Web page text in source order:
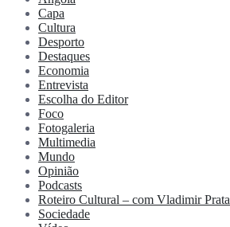
Capa
Cultura
Desporto
Destaques
Economia
Entrevista
Escolha do Editor
Foco
Fotogaleria
Multimedia
Mundo
Opinião
Podcasts
Roteiro Cultural – com Vladimir Prata
Sociedade